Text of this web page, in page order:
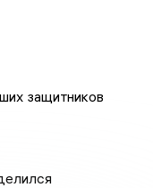
защитников